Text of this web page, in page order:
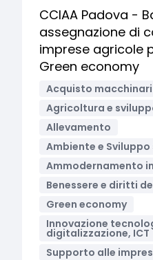
CCIAA Padova -
assegnazione di
imprese agricole
Green economy
Acquisto
Agricoltura e
Allevamento
Ambiente e
Ammodernamento
Benessere e diritti
Green economy
Innovazione
digitalizzazione, ICT
Supporto alle